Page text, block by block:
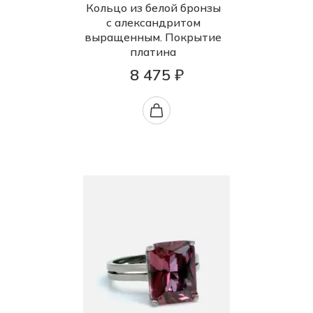
Кольцо из белой бронзы
с александритом
выращенным. Покрытие
платина
8 475 ₽